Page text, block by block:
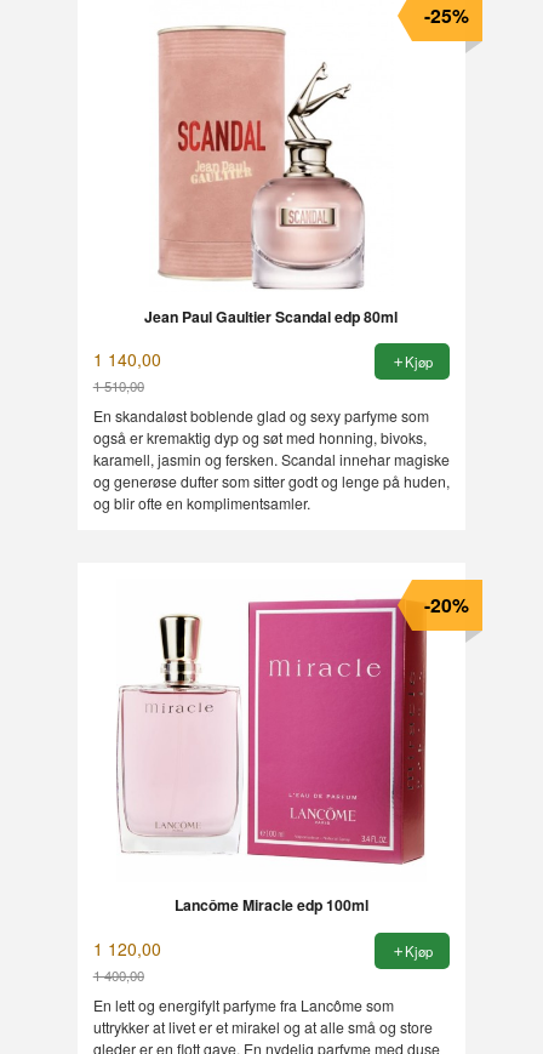
Jean Paul Gaultier Scandal edp 80ml
1 140,00
1 510,00
Rabatt
-25%
Kjøp
En skandaløst boblende glad og sexy parfyme som
også er kremaktig dyp og søt med honning, bivoks,
karamell, jasmin og fersken. Scandal innehar magiske
og generøse dufter som sitter godt og lenge på huden,
og blir ofte en komplimentsamler.
Lancôme Miracle edp 100ml
1 120,00
1 400,00
Rabatt
-20%
Kjøp
En lett og energifylt parfyme fra Lancôme som
uttrykker at livet er et mirakel og at alle små og store
gleder er en flott gave. En nydelig parfyme med duse